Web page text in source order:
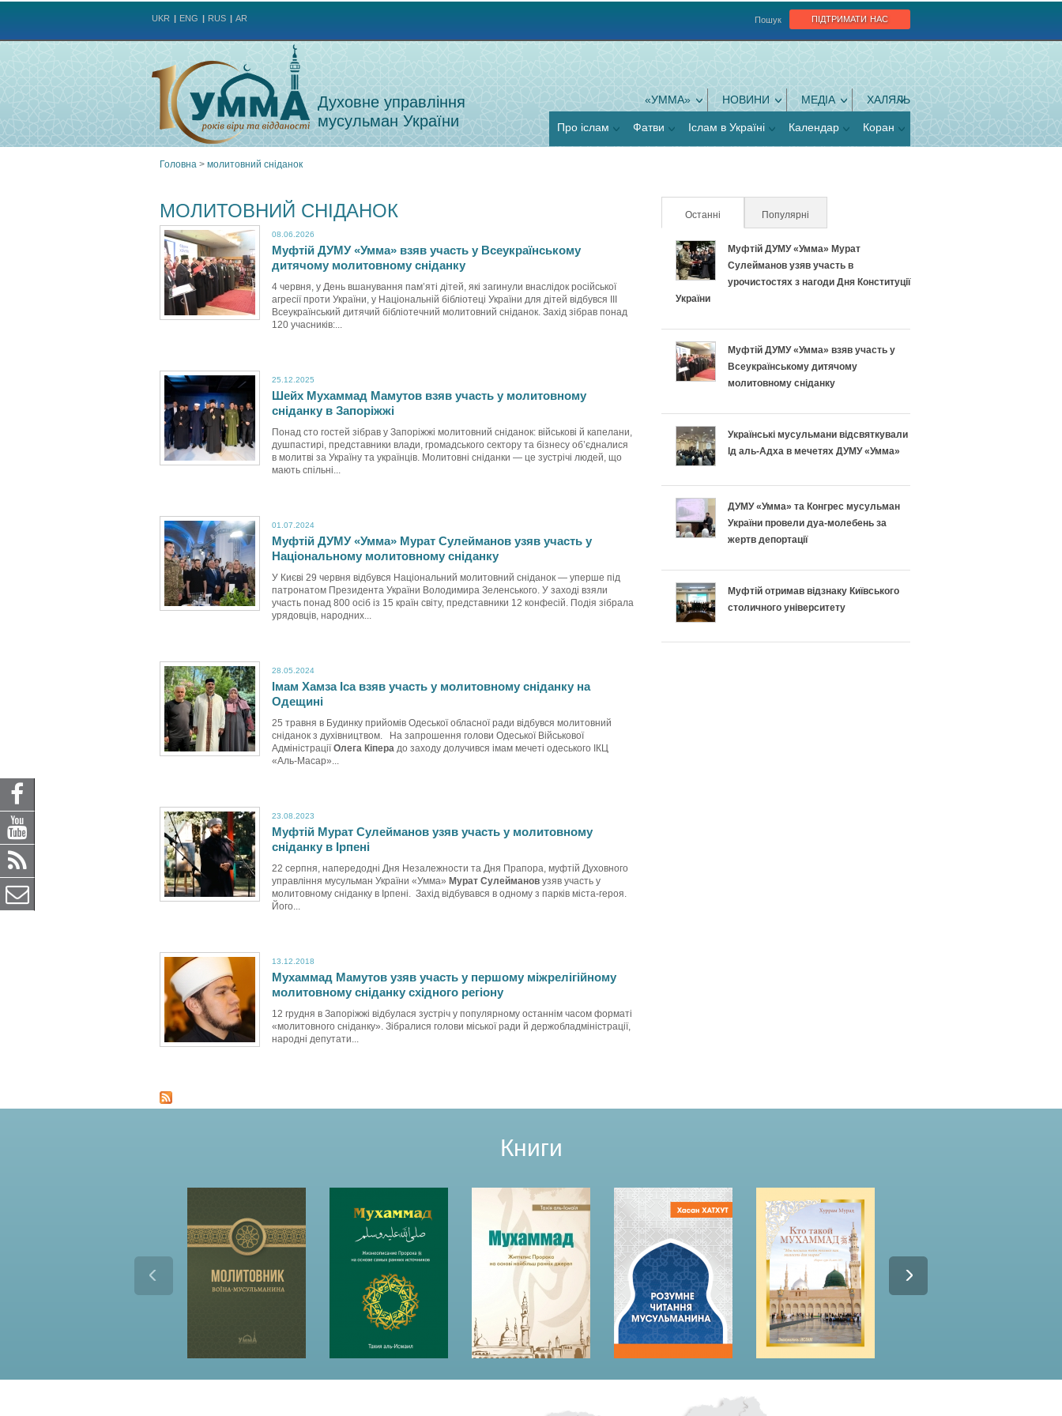
підтримати нас
Пошук
UKR ENG RUS AR
Духовне управління
мусульман України
«УММА» НОВИНИ МЕДІА ХАЛЯЛЬ
Про іслам Фатви Іслам в Україні Календар Коран
є
тут
Головна > молитовний сніданок
МОЛИТОВНИЙ СНІДАНОК
08.06.2026
Муфтій ДУМУ «Умма» взяв участь у Всеукраїнському
дитячому молитовному сніданку
4 червня, у День вшанування пам’яті дітей, які загинули внаслідок російської
агресії проти України, у Національній бібліотеці України для дітей відбувся ІІІ
Всеукраїнський дитячий бібліотечний молитовний сніданок. Захід зібрав понад
120 учасників:...
25.12.2025
Шейх Мухаммад Мамутов взяв участь у молитовному
сніданку в Запоріжжі
Понад сто гостей зібрав у Запоріжжі молитовний сніданок: військові й капелани,
душпастирі, представники влади, громадського сектору та бізнесу об’єдналися
в молитві за Україну та українців. Молитовні сніданки — це зустрічі людей, що
мають спільні...
01.07.2024
Муфтій ДУМУ «Умма» Мурат Сулейманов узяв участь у
Національному молитовному сніданку
У Києві 29 червня відбувся Національний молитовний сніданок — уперше під
патронатом Президента України Володимира Зеленського. У заході взяли
участь понад 800 осіб із 15 країн світу, представники 12 конфесій. Подія зібрала
урядовців, народних...
28.05.2024
Імам Хамза Іса взяв участь у молитовному сніданку на
Одещині
25 травня в Будинку прийомів Одеської обласної ради відбувся молитовний
сніданок з духівництвом. На запрошення голови Одеської Військової
АдміністраціїОлега Кіпера до заходу долучився імам мечеті одеського ІКЦ
«Аль-Масар»...
23.08.2023
Муфтій Мурат Сулейманов узяв участь у молитовному
сніданку в Ірпені
22 серпня, напередодні Дня Незалежности та Дня Прапора, муфтій Духовного
управління мусульман України «Умма» Мурат Сулейманов узяв участь у
молитовному сніданку в Ірпені. Захід відбувався в одному з парків міста-героя.
Його...
13.12.2018
Мухаммад Мамутов узяв участь у першому міжрелігійному
молитовному сніданку східного регіону
12 грудня в Запоріжжі відбулася зустріч у популярному останнім часом форматі
«молитовного сніданку». Зібралися голови міської ради й держобладміністрації,
народні депутати...
Останні (активна вкладка)
Популярні
Муфтій ДУМУ «Умма» Мурат
Сулейманов узяв участь в
урочистостях з нагоди Дня Конституції
України
Муфтій ДУМУ «Умма» взяв участь у
Всеукраїнському дитячому
молитовному сніданку
Українські мусульмани відсвяткували
Ід аль-Адха в мечетях ДУМУ «Умма»
ДУМУ «Умма» та Конгрес мусульман
України провели дуа-молебень за
жертв депортації
Муфтій отримав відзнаку Київського
столичного університету
Книги